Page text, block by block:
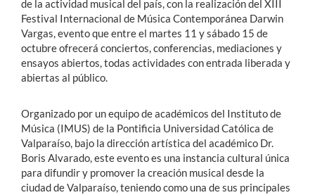
de la actividad musical del país, con la realización del XIII
Festival Internacional de Música Contemporánea Darwin
Vargas, evento que entre el martes 11 y sábado 15 de
octubre ofrecerá conciertos, conferencias, mediaciones y
ensayos abiertos, todas actividades con entrada liberada y
abiertas al público.
Organizado por un equipo de académicos del Instituto de
Música (IMUS) de la Pontificia Universidad Católica de
Valparaíso, bajo la dirección artística del académico Dr.
Boris Alvarado, este evento es una instancia cultural única
para difundir y promover la creación musical desde la
ciudad de Valparaíso, teniendo como una de sus principales